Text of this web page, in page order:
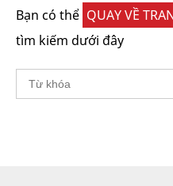
Bạn có thể QUAY VỀ
tìm kiếm dưới đây